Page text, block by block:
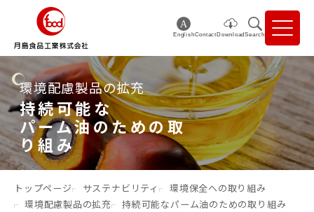
EnglishContact DownloadSearch
環境配慮製品の拡充
持続可能な
パーム油のための取
り組み
トップページ サステナビリティ
環境保全への取り組み
環境配慮製品の拡充
持続可能なパーム油のための取り組み